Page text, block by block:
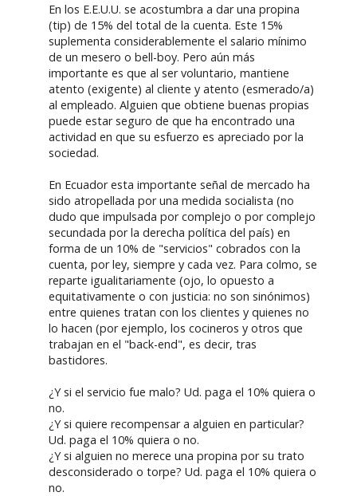
En los E.E.U.U. se acostumbra a dar una propina
(tip) de 15% del total de la cuenta. Este 15%
suplementa considerablemente el salario mínimo
de un mesero o bell-boy. Pero aún más
importante es que al ser voluntario, mantiene
atento (exigente) al cliente y atento (esmerado/a)
al empleado. Alguien que obtiene buenas propias
puede estar seguro de que ha encontrado una
actividad en que su esfuerzo es apreciado por la
sociedad.
En Ecuador esta importante señal de mercado ha
sido atropellada por una medida socialista (no
dudo que impulsada por complejo o por complejo
secundada por la derecha política del país) en
forma de un 10% de "servicios" cobrados con la
cuenta, por ley, siempre y cada vez. Para colmo, se
reparte igualitariamente (ojo, lo opuesto a
equitativamente o con justicia: no son sinónimos)
entre quienes tratan con los clientes y quienes no
lo hacen (por ejemplo, los cocineros y otros que
trabajan en el "back-end", es decir, tras
bastidores.
¿Y si el servicio fue malo? Ud. paga el 10% quiera o
no.
¿Y si quiere recompensar a alguien en particular?
Ud. paga el 10% quiera o no.
¿Y si alguien no merece una propina por su trato
desconsiderado o torpe? Ud. paga el 10% quiera o
no.